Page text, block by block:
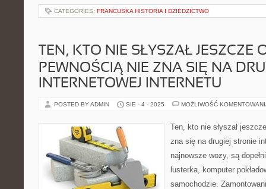
CATEGORIES: FRANCUSKA HISTORIA I DZIEDZICTWO
TEN, KTO NIE SŁYSZAŁ JESZCZE
PEWNOŚCIĄ NIE ZNA SIĘ NA
INTERNETOWEJ INTERNETU
POSTED BY ADMIN SIE - 4 - 2025 MOŻLIWOŚĆ
Ten, kto nie słyszał
zna się na drugiej stronie
najnowsze wozy, są
lusterka, komputer
samochodzie.